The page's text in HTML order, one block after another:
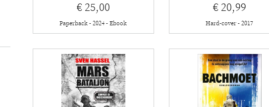
€ 25,00
Paperback - 2024 - Ebook
€ 20,99
Hard-cover - 2017